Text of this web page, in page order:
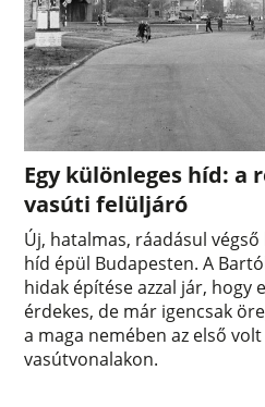
Egy különleges híd: a
vasúti felüljáró
Új, hatalmas, ráadásul
híd épül Budapesten. A
hidak építése azzal jár, hogy
érdekes, de már igencsak
a maga nemében az első
vasútvonalakon.